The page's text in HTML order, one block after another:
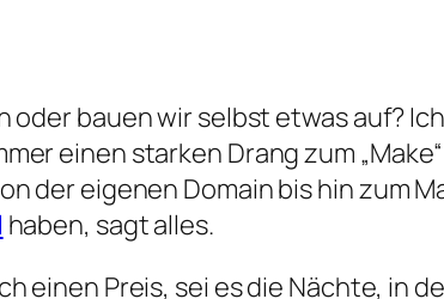
oder bauen wir selbst etwas auf?
einen starken Drang zum
der eigenen Domain bis hin zum
haben, sagt alles.
einen Preis, sei es die Nächte, in